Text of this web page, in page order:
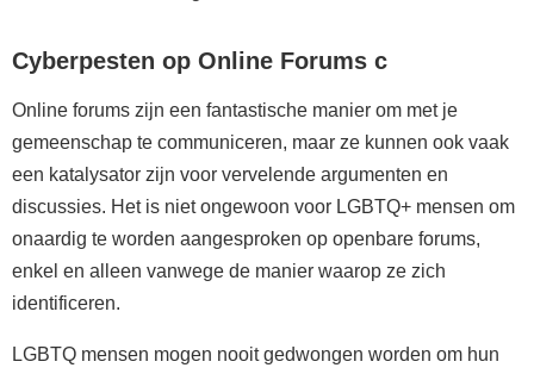
Cyberpesten op Online Forums c
Online forums zijn een fantastische manier om met je
gemeenschap te communiceren, maar ze kunnen ook vaak
een katalysator zijn voor vervelende argumenten en
discussies. Het is niet ongewoon voor LGBTQ+ mensen om
onaardig te worden aangesproken op openbare forums,
enkel en alleen vanwege de manier waarop ze zich
identificeren.
LGBTQ mensen mogen nooit gedwongen worden om hun